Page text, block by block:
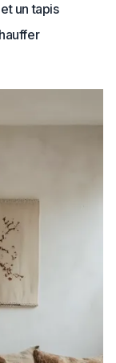
un tapis